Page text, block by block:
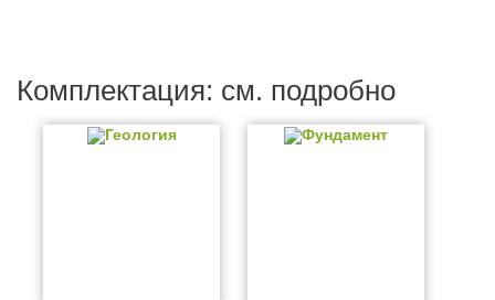
Комплектация: см. подробно
Геология Фундамент